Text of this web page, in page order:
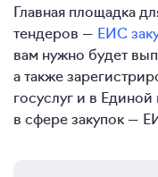
Главная площадка
тендеров — ЕИС
вам нужно будет
а также
госуслуг и в
в сфере закупок —